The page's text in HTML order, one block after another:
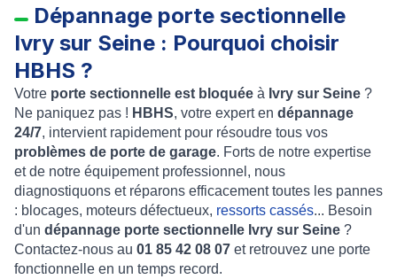
Dépannage porte sectionnelle
Ivry sur Seine : Pourquoi choisir
HBHS ?
Votre porte sectionnelle est bloquée à Ivry sur Seine ?
Ne paniquez pas ! HBHS, votre expert en dépannage
24/7, intervient rapidement pour résoudre tous vos
problèmes de porte de garage. Forts de notre expertise
et de notre équipement professionnel, nous
diagnostiquons et réparons efficacement toutes les pannes
: blocages, moteurs défectueux, ressorts cassés... Besoin
d'un dépannage porte sectionnelle Ivry sur Seine ?
Contactez-nous au 01 85 42 08 07 et retrouvez une porte
fonctionnelle en un temps record.